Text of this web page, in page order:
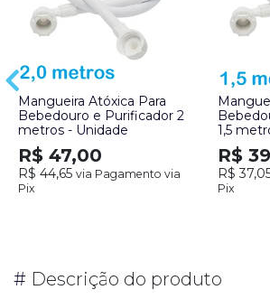
Mangueira Atóxica Para
Bebedouro e Purificador 2
metros - Unidade
R$ 47,00
R$ 44,65 via Pagamento via
Pix
1,5
R$
R$
Pix
# Descrição do produto